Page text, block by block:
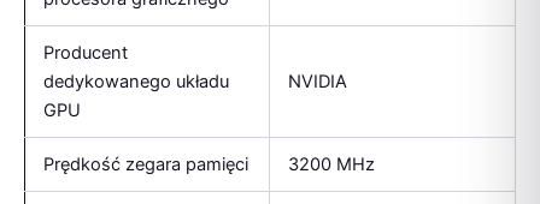
Producent
dedykowanego układu
GPU
NVIDIA
Prędkość zegara pamięci 3200 MHz